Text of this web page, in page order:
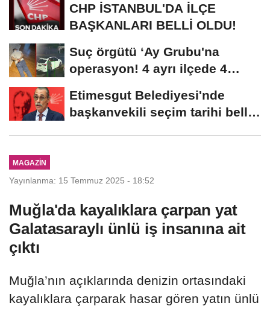
CHP İSTANBUL'DA İLÇE
BAŞKANLARI BELLİ OLDU!
Suç örgütü ‘Ay Grubu'na
operasyon! 4 ayrı ilçede 4
Etimesgut Belediyesi'nde
başkanvekili seçim tarihi belli
MAGAZIN
Yayınlanma: 15 Temmuz 2025 - 18:52
Muğla'da kayalıklara çarpan yat
Galatasaraylı ünlü iş insanına ait
çıktı
Muğla’nın açıklarında denizin ortasındaki
kayalıklara çarparak hasar gören yatın ünlü